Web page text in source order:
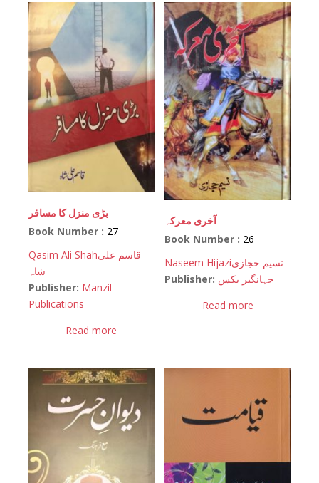
بڑی منزل کا مسافر
Book Number : 27
Qasim Ali Shahقاسم علی
شاہ
Publisher: Manzil
Publications
Read more
آخری معرکہ
Book Number : 26
Naseem Hijaziنسیم حجازی
Publisher: جہانگیر بکس
Read more